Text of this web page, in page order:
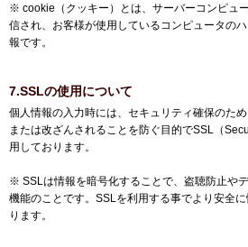
※ cookie（クッキー）とは、サーバーコンピュ
信され、お客様が使用しているコンピュータの
報です。
7.SSLの使用について
個人情報の入力時には、セキュリティ確保のた
または改ざんされることを防ぐ目的でSSL（
用しております。
※ SSLは情報を暗号化することで、盗聴防止や
機能のことです。SSLを利用する事でより安全
ります。